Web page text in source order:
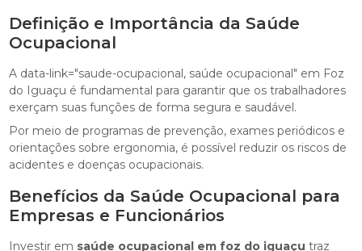
Definição e Importância da Saúde
Ocupacional
A data-link="saude-ocupacional, saúde ocupacional" em Foz
do Iguaçu é fundamental para garantir que os trabalhadores
exerçam suas funções de forma segura e saudável.
Por meio de programas de prevenção, exames periódicos e
orientações sobre ergonomia, é possível reduzir os riscos de
acidentes e doenças ocupacionais.
Benefícios da Saúde Ocupacional para
Empresas e Funcionários
Investir em saúde ocupacional em foz do iguaçu traz